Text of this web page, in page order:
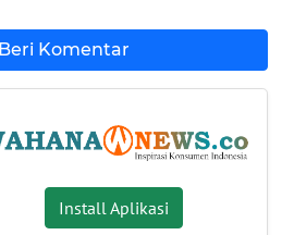
Beri Komentar
Install Aplikasi